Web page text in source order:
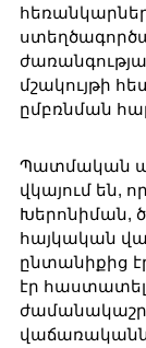
մշակույթի
ըմբռնման
Պատմական
վկայում են,
Խերոնիման,
հայկական
ընտանիքից
էր հաստատել